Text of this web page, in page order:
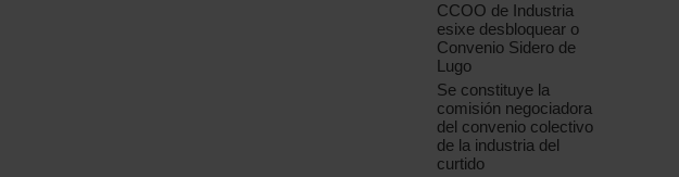
CCOO de Industria
esixe desbloquear o
Convenio Sidero de
Lugo
Se constituye la
comisión negociadora
del convenio colectivo
de la industria del
curtido